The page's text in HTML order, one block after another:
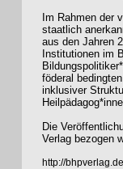
Im Rahmen der
staatlich
aus den Jahren
Institutionen im
föderal
inklusiver
Die
Verlag bezogen
http://